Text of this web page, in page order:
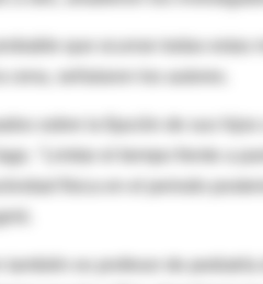
sobre la fijación de sus
"Limitar el tiempo frente a